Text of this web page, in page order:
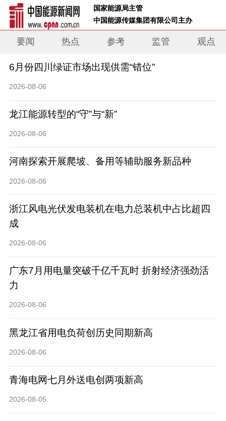
国家能源局主管
中国能源传媒集团有限公司主办
要闻 热点 参考 监管 观点
6月份四川绿证市场出现供需“错位”
2026-08-06
龙江能源转型的“守”与“新”
2026-08-06
河南探索开展爬坡、备用等辅助服务新品种
2026-08-06
浙江风电光伏发电装机在电力总装机中占比超四
成
2026-08-06
广东7月用电量突破千亿千瓦时 折射经济强劲活
力
2026-08-06
黑龙江省用电负荷创历史同期新高
2026-08-06
青海电网七月外送电创两项新高
2026-08-05